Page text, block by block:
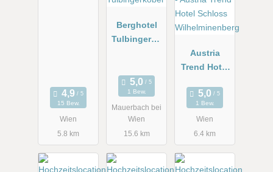
15 Bew.
Wien
5.8 km
Berghotel
Tulbingerko
1 Bew.
Mauerbach bei
Wien
15.6 km
Austria
Trend Hotel
Wilhelminen
berg
1 Bew.
Wien
6.4 km